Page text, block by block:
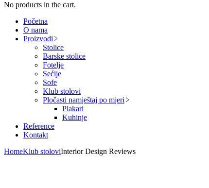
No products in the cart.
Početna
O nama
Proizvodi
Stolice
Barske stolice
Fotelje
Sećije
Sofe
Klub stolovi
Pločasti namještaj po mjeri
Plakari
Kuhinje
Reference
Kontakt
HomeKlub stoloviInterior Design Reviews